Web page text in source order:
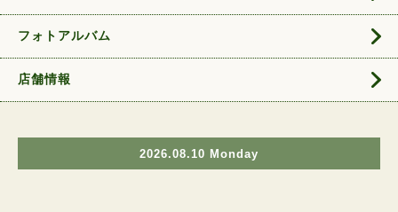
フォトアルバム
店舗情報
2026.08.10 Monday